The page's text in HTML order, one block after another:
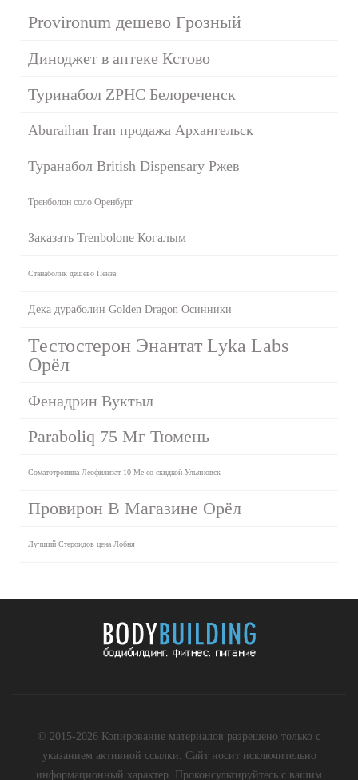
Provironum дешево Грозный
Диноджет в аптеке Кстово
Туринабол ZPHC Белореченск
Aburaihan Iran продажа Архангельск
Туранабол British Dispensary Ржев
Тренболон соло Оренбург
Заказать Trenbolone Когалым
Станаболик дешево Пенза
Дека дураболин Golden Dragon Осинники
Тестостерон Энантат Lyka Labs
Орёл
Фенадрин Вуктыл
Paraboliq 75 Мг Тюмень
Соматотропина Леофилизат 10 Me со скидкой Ульяновск
Провирон В Магазине Орёл
Лучший Стероидов цена Лобня
© 2015-2026 Копирование материалов разрешено только с
указанием активной ссылки. Сайт носит исключительно
информационный характер. Проконсультируйтесь с вашим